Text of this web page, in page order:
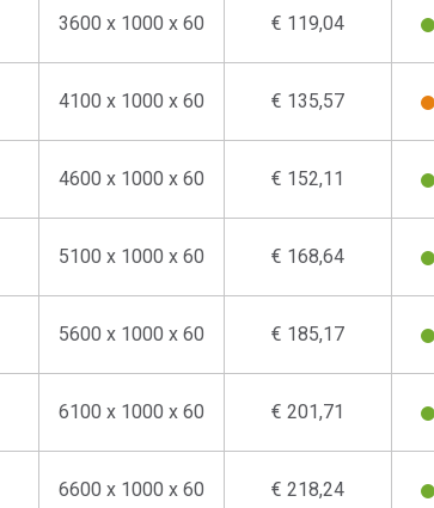
3600 x 1000 x 60 € 119,04
4100 x 1000 x 60 € 135,57
4600 x 1000 x 60 € 152,11
5100 x 1000 x 60 € 168,64
5600 x 1000 x 60 € 185,17
6100 x 1000 x 60 € 201,71
6600 x 1000 x 60 € 218,24